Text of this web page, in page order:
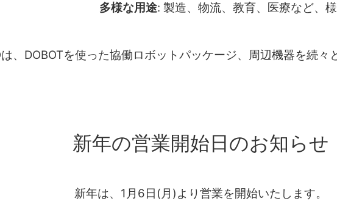
様な用途: 製造、物流、教育、医療など、
、DOBOTを使った協働ロボットパッケージ、周辺機器を続々
新年の営業開始日のお知らせ
新年は、1月6日(月)より営業を開始いたします。